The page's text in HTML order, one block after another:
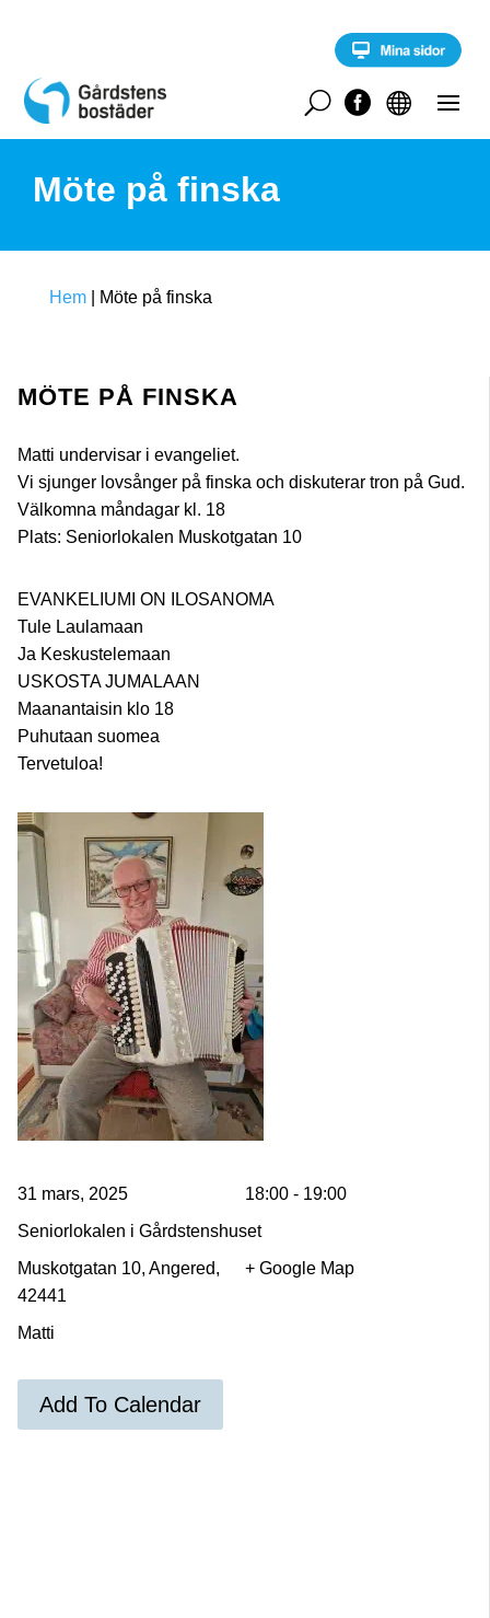
c
n


U
Möte på finska
Hem Möte på finska
MÖTE PÅ FINSKA
Matti undervisar i evangeliet.
Vi sjunger lovsånger på finska och diskuterar tron på Gud.
Välkomna måndagar kl. 18
Plats: Seniorlokalen Muskotgatan 10
EVANKELIUMI ON ILOSANOMA
Tule Laulamaan
Ja Keskustelemaan
USKOSTA JUMALAAN
Maanantaisin klo 18
Puhutaan suomea
Tervetuloa!
31 mars, 2025
18:00 - 19:00
Seniorlokalen i Gårdstenshuset
Muskotgatan 10, Angered,
42441
+ Google Map
Matti
Add To Calendar